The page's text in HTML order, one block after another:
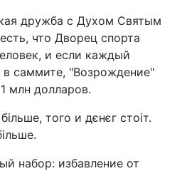
дружба с Духом Святым
что Дворец спорта
и если каждый
в саммите, "Возрождение"
млн долларов.
того и дєнєг стоіт.
набор: избавление от